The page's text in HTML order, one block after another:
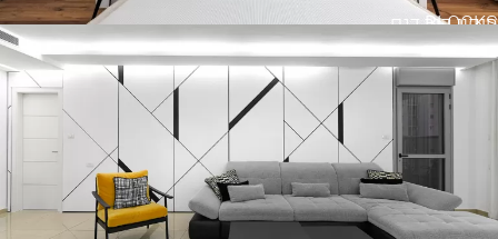
חיפוי קיר דגם
BLOCKS